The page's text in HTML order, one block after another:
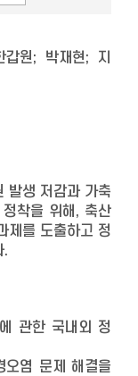
갑원; 박재현; 지
발생 저감과 가축
착을 위해, 축산
제를 도출하고 정
.
관한 국내외 정
오염 문제 해결을